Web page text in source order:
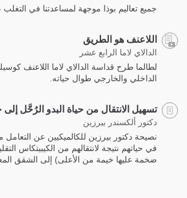
جميع تعاليم بوذا موجهة لمساعدتنا في
اللاعنف هو الطريق
الدالاي لاما الرابع عشر
لطالما طرح قداسة الدالاي لاما اللاعنف
الداخلي والخارجي طوال حياته.
تسهيل الانتقال من حياة البدو الرُحَّل إلى
دكتور ألكسندر بيرزين
نصيحة دكتور بيرزين للكالميكيين عن التعامل
في حياتهم نتيجة لانتقالهم من الكيبيتكاس
ضخمة عليها خيمة من الأعلى) إلى الشقق